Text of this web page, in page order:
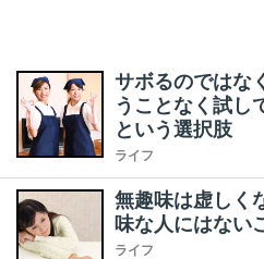
サボるのではな
うことなく試し
という選択肢
ライフ
無趣味は虚しく
味な人にはない
ライフ